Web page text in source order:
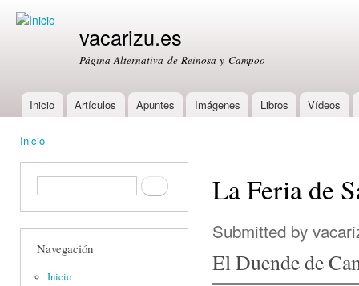
vacarizu.es
Página Alternativa de Reinosa y Campoo
Main menu
Inicio Artículos Apuntes Imágenes Libros Vídeos
Inicio
Formulario de búsquedaBuscar
Navegación
Inicio
La Feria de
Submitted by
El Duende de